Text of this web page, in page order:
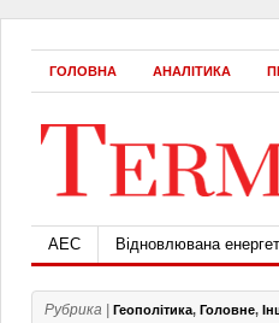
ГОЛОВНА АНАЛІТИКА
АЕС Відновлювана
Рубрика | Геополітика, Головне,